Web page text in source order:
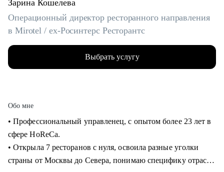
Зарина Кошелева
Операционный директор ресторанного направления
в Mirotel / ex-Росинтерс Ресторантс
Выбрать услугу
Обо мне
• Профессиональный управленец, с опытом более 23 лет в
сфере HoReCa.
• Открыла 7 ресторанов с нуля, освоила разные уголки
страны от Москвы до Севера, понимаю специфику отрасли